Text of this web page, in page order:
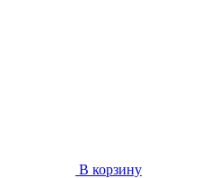
В корзину